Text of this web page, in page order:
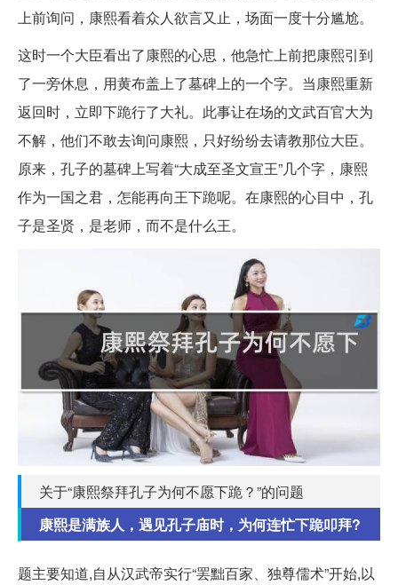
上前询问，康熙看着众人欲言又止，场面一度十分尴尬。
这时一个大臣看出了康熙的心思，他急忙上前把康熙引到
了一旁休息，用黄布盖上了墓碑上的一个字。当康熙重新
返回时，立即下跪行了大礼。此事让在场的文武百官大为
不解，他们不敢去询问康熙，只好纷纷去请教那位大臣。
原来，孔子的墓碑上写着“大成至圣文宣王”几个字，康熙
作为一国之君，怎能再向王下跪呢。在康熙的心目中，孔
子是圣贤，是老师，而不是什么王。
关于“康熙祭拜孔子为何不愿下跪？”的问题
康熙是满族人，遇见孔子庙时，为何连忙下跪叩拜?
题主要知道,自从汉武帝实行“罢黜百家、独尊儒术”开始,以